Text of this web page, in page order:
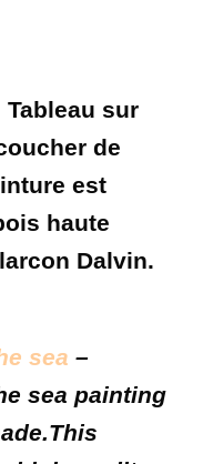
Tableau sur
de
est
haute
Dalvin.
sea –
sea painting
This